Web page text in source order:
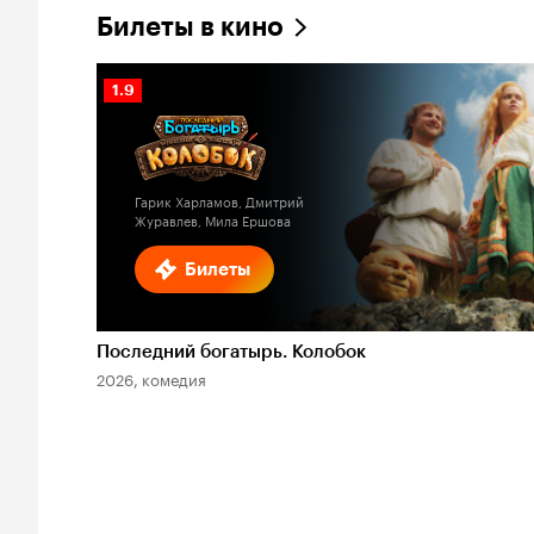
Билеты в кино
Билеты
Рейтинг
Кинопоиска
1.9
Гарик Харламов, Дмитрий
Журавлев, Мила Ершова
Последний богатырь. Колобок
2026, комедия